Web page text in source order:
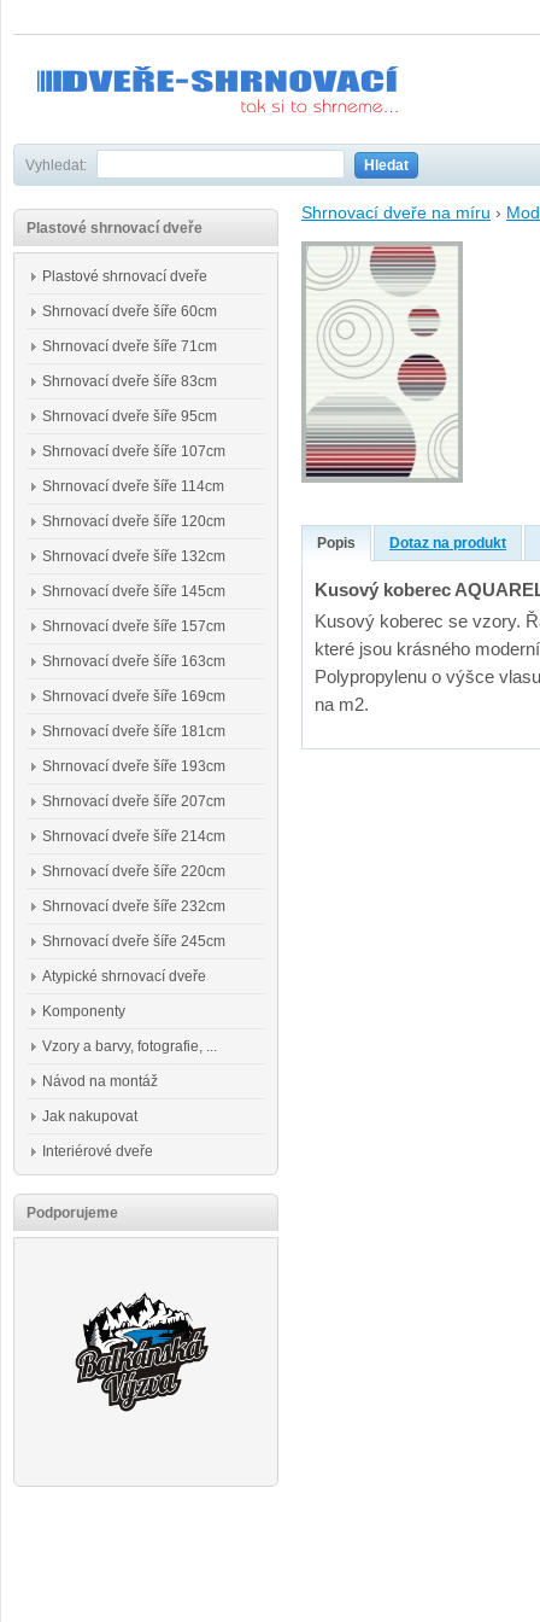
Vyhledat: Hledat
Shrnovací dveře na míru ›
Popis Dotaz na produkt
Kusový koberec
Kusový koberec se vzory.
které jsou krásného
Polypropylenu o výšce
na m2.
Plastové shrnovací dveře
Plastové shrnovací dveře
Shrnovací dveře šíře 60cm
Shrnovací dveře šíře 71cm
Shrnovací dveře šíře 83cm
Shrnovací dveře šíře 95cm
Shrnovací dveře šíře 107cm
Shrnovací dveře šíře 114cm
Shrnovací dveře šíře 120cm
Shrnovací dveře šíře 132cm
Shrnovací dveře šíře 145cm
Shrnovací dveře šíře 157cm
Shrnovací dveře šíře 163cm
Shrnovací dveře šíře 169cm
Shrnovací dveře šíře 181cm
Shrnovací dveře šíře 193cm
Shrnovací dveře šíře 207cm
Shrnovací dveře šíře 214cm
Shrnovací dveře šíře 220cm
Shrnovací dveře šíře 232cm
Shrnovací dveře šíře 245cm
Atypické shrnovací dveře
Komponenty
Vzory a barvy, fotografie, ...
Návod na montáž
Jak nakupovat
Interiérové dveře
Podporujeme